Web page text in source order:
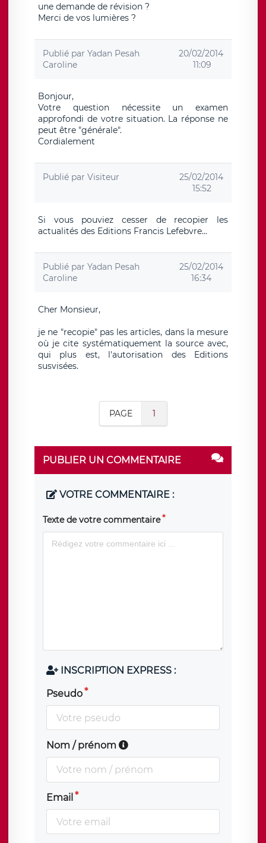
une demande de révision ?
Merci de vos lumières ?
Publié par Yadan Pesah
Caroline
20/02/2014
11:09
Bonjour,
Votre question nécessite un examen
approfondi de votre situation. La réponse ne
peut être "générale".
Cordialement
Publié par Visiteur
25/02/2014
15:52
Si vous pouviez cesser de recopier les
actualités des Editions Francis Lefebvre...
Publié par Yadan Pesah
Caroline
25/02/2014
16:34
Cher Monsieur,
je ne "recopie" pas les articles, dans la mesure
où je cite systématiquement la source avec,
qui plus est, l'autorisation des Editions
susvisées.
PAGE 1
PUBLIER UN COMMENTAIRE
VOTRE COMMENTAIRE :
Texte de votre commentaire
INSCRIPTION EXPRESS :
Pseudo
Nom / prénom
Email